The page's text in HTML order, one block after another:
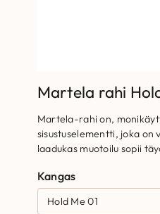
Martela rahi
Martela-rahi on,
sisustuselementti, joka on
laadukas muotoilu sopii
Kangas